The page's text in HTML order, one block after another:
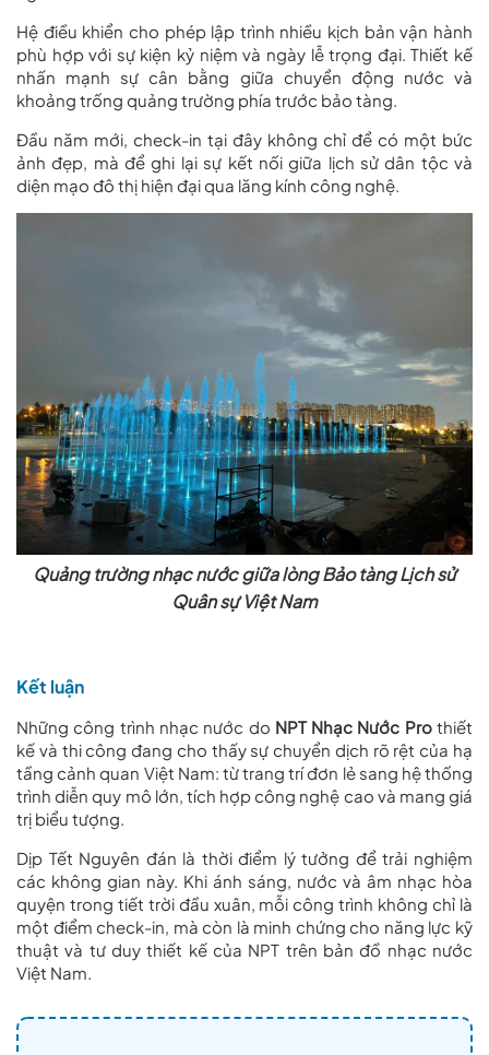
Hệ điều khiển cho phép lập trình nhiều kịch bản vận hành
phù hợp với sự kiện kỷ niệm và ngày lễ trọng đại. Thiết kế
nhấn mạnh sự cân bằng giữa chuyển động nước và
khoảng trống quảng trường phía trước bảo tàng.
Đầu năm mới, check-in tại đây không chỉ để có một bức
ảnh đẹp, mà để ghi lại sự kết nối giữa lịch sử dân tộc và
diện mạo đô thị hiện đại qua lăng kính công nghệ.
Quảng trường nhạc nước giữa lòng Bảo tàng Lịch sử
Quân sự Việt Nam
Kết luận
Những công trình nhạc nước do NPT Nhạc Nước Prothiết
kế và thi công đang cho thấy sự chuyển dịch rõ rệt của hạ
tầng cảnh quan Việt Nam: từ trang trí đơn lẻ sang hệ thống
trình diễn quy mô lớn, tích hợp công nghệ cao và mang giá
trị biểu tượng.
Dịp Tết Nguyên đán là thời điểm lý tưởng để trải nghiệm
các không gian này. Khi ánh sáng, nước và âm nhạc hòa
quyện trong tiết trời đầu xuân, mỗi công trình không chỉ là
một điểm check-in, mà còn là minh chứng cho năng lực kỹ
thuật và tư duy thiết kế của NPT trên bản đồ nhạc nước
Việt Nam.